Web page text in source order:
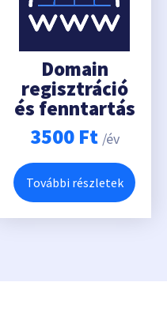
Domain
regisztráció
és fenntartás
3500 Ft /év
További részletek